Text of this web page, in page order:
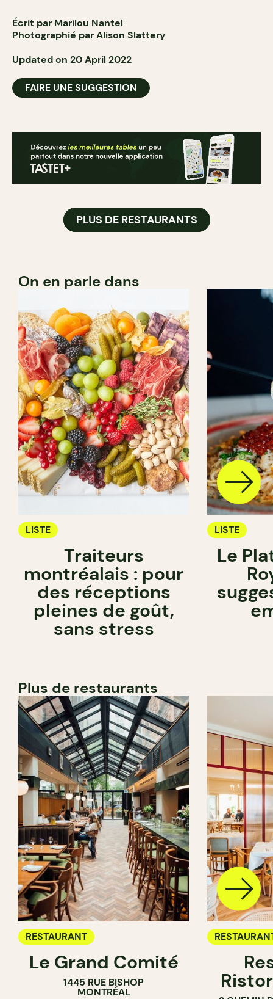
Écrit par Marilou Nantel
Photographié par Alison Slattery
Updated on 20 April 2022
FAIRE UNE SUGGESTION
PLUS DE RESTAURANTS
On en parle dans
LISTE
Traiteurs
montréalais : pour
des réceptions
pleines de goût,
sans stress
LISTE
Le
Plus de restaurants
RESTAURANT
Le Grand Comité
1445 RUE BISHOP
MONTRÉAL